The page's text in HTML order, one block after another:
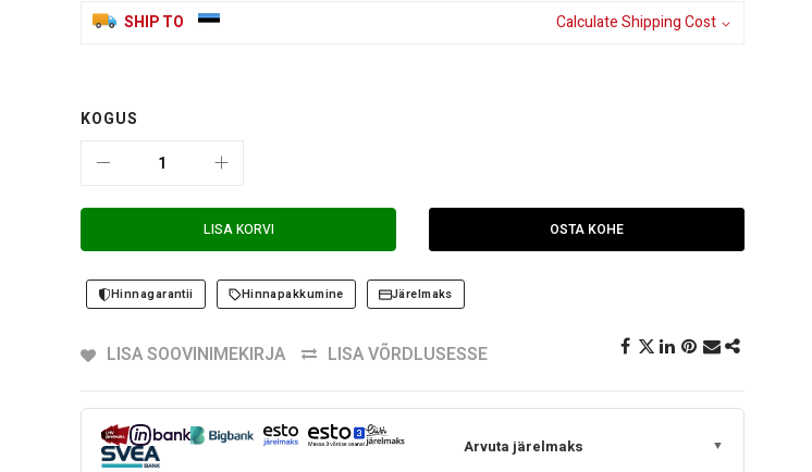
SHIP TO Calculate Shipping Cost
KOGUS
LISA KORVI OSTA KOHE
Hinnagarantii Hinnapakkumine Järelmaks
LISA SOOVINIMEKIRJA LISA VÕRDLUSESSE
Arvuta järelmaks ▼